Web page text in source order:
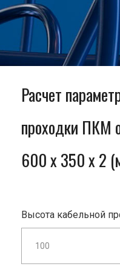
Расчет
проходки ПКМ
600 x 350 x 2
Высота кабельной